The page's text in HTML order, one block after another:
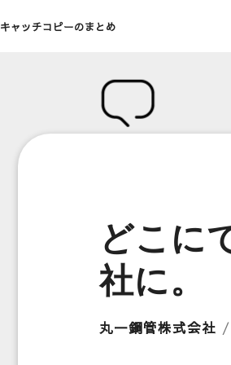
キャッチコピーのまとめ
どこに
社に。
丸一鋼管株式会社 /